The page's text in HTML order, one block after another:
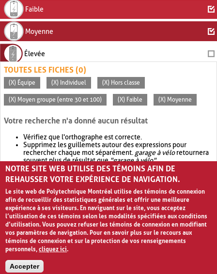
Faible
Moyenne
Élevée
TOUTES LES FICHES (0)
(X) Équipe (X) Individuel (X) Hors classe
(X) Moyen groupe (entre 30 et 100) (X) Faible (X) Moyenne
Votre recherche n'a donné aucun résultat
Vérifiez que l'orthographe est correcte.
Supprimez les guillemets autour des expressions pour
rechercher chaque mot séparément. garage à véloretournera
souvent plus de résultat que"garage à vélo".
Envisagez d'élargir votre recherche avec OR.garage OR vélo
retournera souvent plus de résultat quegarage à vélo
NOTRE SITE WEB UTILISE DES TÉMOINS AFIN DE
REHAUSSER VOTRE EXPÉRIENCE DE NAVIGATION.
Le site web de Polytechnique Montréal utilise des témoins de connexion
afin de recueillir des statistiques générales et offrir une meilleure
expérience à ses visiteurs. En naviguant sur le site, vous acceptez
l’utilisation de ces témoins selon les modalités spécifiées aux conditions
d’utilisation. Vous pouvez refuser les témoins de connexion en modifiant
vos paramètres de navigation. Pour en savoir plus sur le recours aux
témoins de connexion et sur la protection de vos renseignements
personnels,cliquez ici.
Accepter